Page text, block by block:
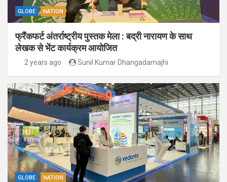
GLOBE NATION
फ्रैंकफर्ट अंतर्राष्ट्रीय पुस्तक मेला : बद्री नारायण के साथ
लेखक से भेंट कार्यक्रम आयोजित
2 years ago Sunil Kumar Dhangadamajhi
GLOBE NATION